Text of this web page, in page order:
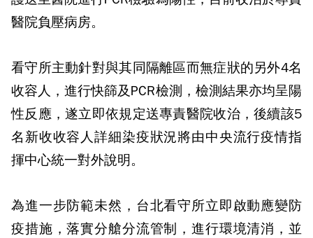
醫院負壓病房。
看守所主動針對與其同隔離區而無症狀的另外4名
收容人，進行快篩及PCR檢測，檢測結果亦均呈陽
性反應，遂立即依規定送專責醫院收治，後續該5
名新收收容人詳細染疫狀況將由中央流行疫情指
揮中心統一對外說明。
為進一步防範未然，台北看守所立即啟動應變防
疫措施，落實分艙分流管制，進行環境清消，並